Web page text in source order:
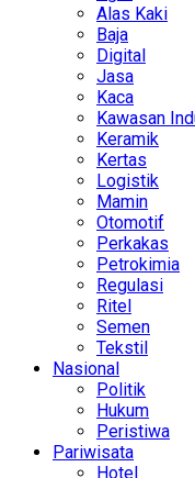
Alas Kaki
Baja
Digital
Jasa
Kaca
Kawasan
Keramik
Kertas
Logistik
Mamin
Otomotif
Perkakas
Petrokimia
Regulasi
Ritel
Semen
Tekstil
Nasional
Politik
Hukum
Peristiwa
Pariwisata
Hotel